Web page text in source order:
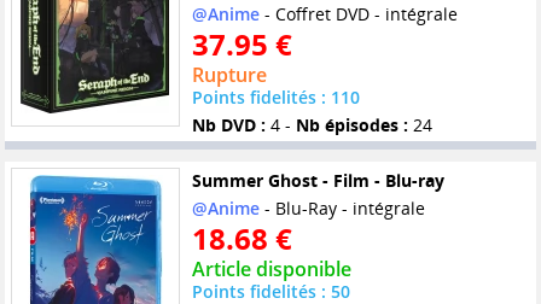
@Anime- Coffret DVD - intégrale
37.95 €
Rupture
Points fidelités : 110
Nb DVD : 4 - Nb épisodes : 24
Summer Ghost - Film - Blu-ray
@Anime- Blu-Ray - intégrale
18.68 €
Article disponible
Points fidelités : 50